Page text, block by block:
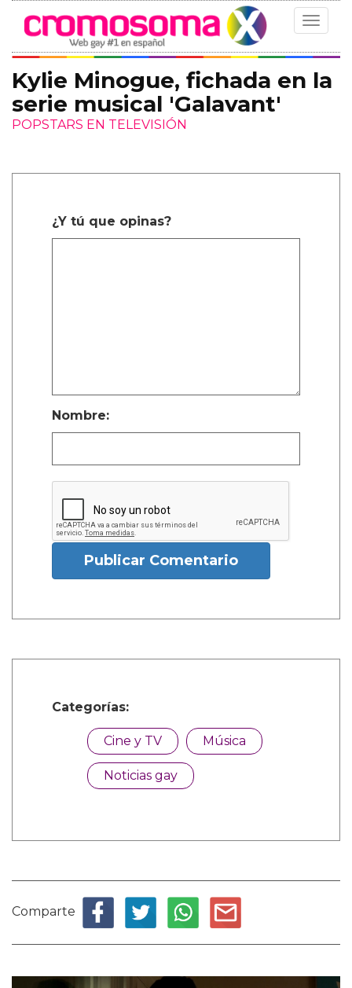
Toggle
Kylie Minogue, fichada en la
serie musical 'Galavant'
POPSTARS EN TELEVISIÓN
¿Y tú que opinas?
Nombre:
Publicar Comentario
Categorías:
Cine y TV Música
Noticias gay
Comparte